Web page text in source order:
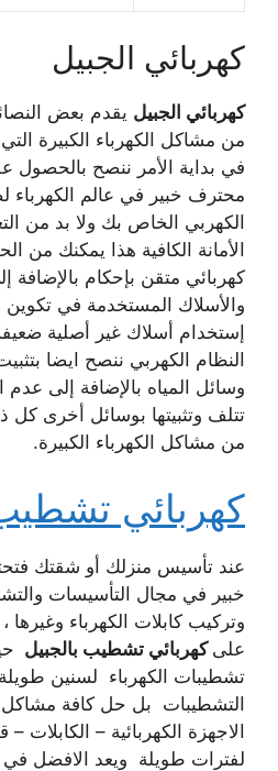
كهربائي الجبيل
كهربائي الجبيل يقدم بعض
من مشاكل الكهرباء الكبيرة
في بداية الأمر ننصح بالحصول
محترف خبير في عالم الكهرباء
الكهربي الخاص بك ولا بد من
الأمانة الكافية هذا يمكنك من
كهربائي متقن بإحكام بالإضافة
والأسلاك المستخدمة في
إستخدام أسلاك غير أصلية
النظام الكهربي ننصح ايضا
وسائل المياه بالإضافة إلى عدم
تتلف وتثبيتها بوسائل أخرى
من مشاكل الكهرباء الكبيرة.
كهربائي
عند تأسيس منزلك أو شقتك
خبير في مجال التأسيسات
وتركيب كابلات الكهرباء وغيرها
على كهربائي تشطيب بالجبيل
تشطيبات الكهرباء لسنين
التشطيبات بل حل كافة مشاكل
الاجهزة الكهربائية – الكابلات –
لفترات طويلة ويعد الافضل في